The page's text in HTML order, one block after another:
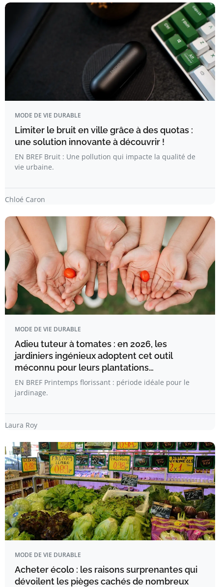
MODE DE VIE DURABLE
Limiter le bruit en ville grâce à des quotas :
une solution innovante à découvrir !
EN BREF Bruit : Une pollution qui impacte la qualité de
vie urbaine.
Chloé Caron
MODE DE VIE DURABLE
Adieu tuteur à tomates : en 2026, les
jardiniers ingénieux adoptent cet outil
méconnu pour leurs plantations…
EN BREF Printemps florissant : période idéale pour le
jardinage.
Laura Roy
MODE DE VIE DURABLE
Acheter écolo : les raisons surprenantes qui
dévoilent les pièges cachés de nombreux